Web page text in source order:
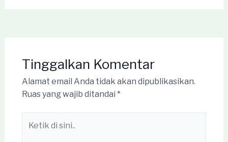
Tinggalkan Komentar
Alamat email Anda tidak akan dipublikasikan.
Ruas yang wajib ditandai *